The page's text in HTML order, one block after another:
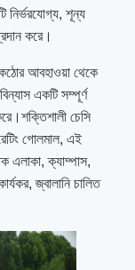
নির্ভরযোগ্য, শূন্য
করে।
আবহাওয়া থেকে
একটি সম্পূর্ণ
চেসি
গোলমাল, এই
এলাকা, ক্যাম্পাস,
জ্বালানি চালিত